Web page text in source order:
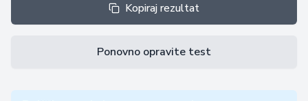
Kopiraj rezultat
Ponovno opravite test